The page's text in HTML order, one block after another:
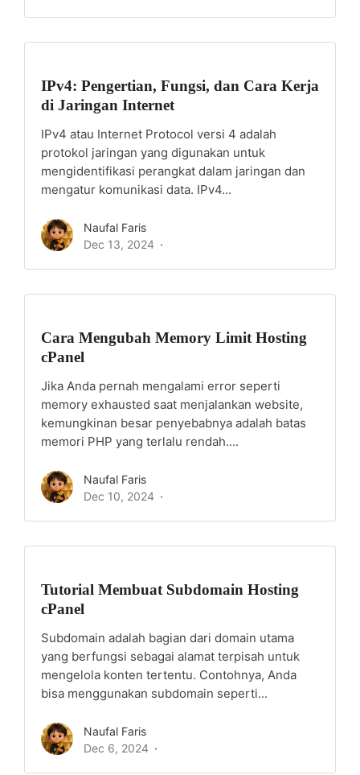
IPv4: Pengertian, Fungsi, dan Cara Kerja
di Jaringan Internet
IPv4 atau Internet Protocol versi 4 adalah
protokol jaringan yang digunakan untuk
mengidentifikasi perangkat dalam jaringan dan
mengatur komunikasi data. IPv4...
Naufal Faris
Dec 13, 2024
Cara Mengubah Memory Limit Hosting
cPanel
Jika Anda pernah mengalami error seperti
memory exhausted saat menjalankan website,
kemungkinan besar penyebabnya adalah batas
memori PHP yang terlalu rendah....
Naufal Faris
Dec 10, 2024
Tutorial Membuat Subdomain Hosting
cPanel
Subdomain adalah bagian dari domain utama
yang berfungsi sebagai alamat terpisah untuk
mengelola konten tertentu. Contohnya, Anda
bisa menggunakan subdomain seperti...
Naufal Faris
Dec 6, 2024